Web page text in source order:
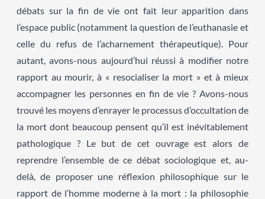
débats sur la fin de vie ont fait leur apparition dans
l’espace public (notamment la question de l’euthanasie et
celle du refus de l’acharnement thérapeutique). Pour
autant, avons-nous aujourd’hui réussi à modifier notre
rapport au mourir, à « resocialiser la mort » et à mieux
accompagner les personnes en fin de vie ? Avons-nous
trouvé les moyens d’enrayer le processus d’occultation de
la mort dont beaucoup pensent qu’il est inévitablement
pathologique ? Le but de cet ouvrage est alors de
reprendre l’ensemble de ce débat sociologique et, au-
delà, de proposer une réflexion philosophique sur le
rapport de l’homme moderne à la mort : la philosophie